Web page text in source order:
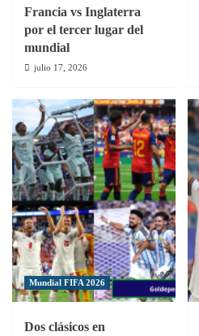
Francia vs Inglaterra
por el tercer lugar del
mundial
julio 17, 2026
Mundial FIFA 2026
Dos clásicos en